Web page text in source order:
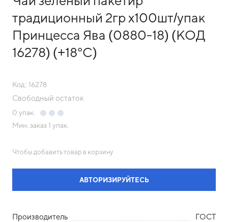
традиционный 2гр х100шт/упак
Принцесса Ява (0880-18) (КОД
16278) (+18°С)
Код: 16278
Свободный остаток
0 упак.
Мин. заказ 1 упак.
Чтобы добавить товар в корзину
АВТОРИЗИРУЙТЕСЬ
Производитель
ГОСТ